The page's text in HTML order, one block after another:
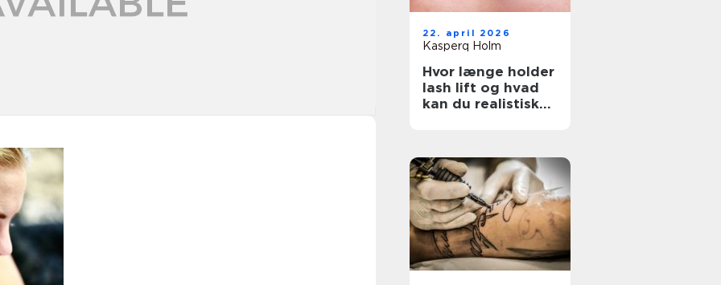
22. april 2026
Kasperq Holm
Hvor længe holder
lash lift og hvad
kan du realistisk